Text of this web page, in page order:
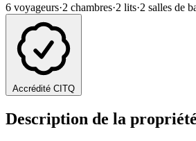
6 voyageurs·2 chambres·2 lits·2 salles de
Accrédité CITQ
Description de la propriété